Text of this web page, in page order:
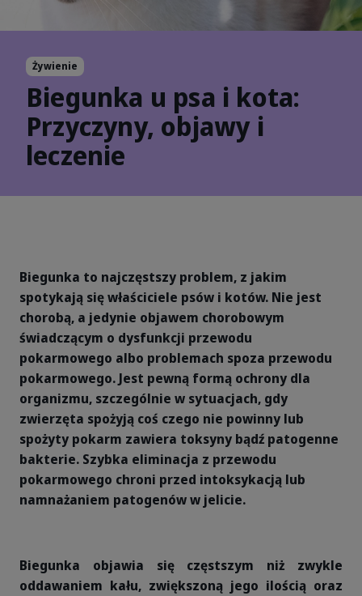
Żywienie
Biegunka u psa i kota:
Przyczyny, objawy i
leczenie
Biegunka to najczęstszy problem, z jakim
spotykają się właściciele psów i kotów. Nie jest
chorobą, a jedynie objawem chorobowym
świadczącym o dysfunkcji przewodu
pokarmowego albo problemach spoza przewodu
pokarmowego. Jest pewną formą ochrony dla
organizmu, szczególnie w sytuacjach, gdy
zwierzęta spożyją coś czego nie powinny lub
spożyty pokarm zawiera toksyny bądź patogenne
bakterie. Szybka eliminacja z przewodu
pokarmowego chroni przed intoksykacją lub
namnażaniem patogenów w jelicie.
Biegunka objawia się częstszym niż zwykle
oddawaniem kału, zwiększoną jego ilością oraz